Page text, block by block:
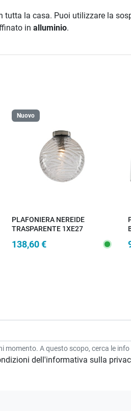
la casa. Puoi utilizzare la
in alluminio.
Nuovo
PLAFONIERA NEREIDE
TRASPARENTE 1XE27
138,60 €
momento. A questo scopo, cerca le
dell'informativa sulla